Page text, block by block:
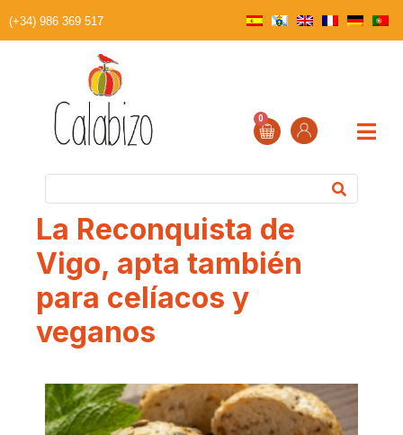
(+34) 986 369 517
0
La Reconquista de
Vigo, apta también
para celíacos y
veganos